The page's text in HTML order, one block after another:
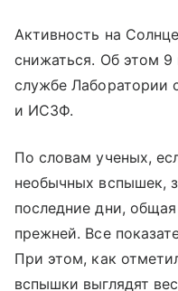
Активность на
снижаться. Об этом
службе Лаборатории
и ИСЗФ.
По словам ученых,
необычных вспышек,
последние дни,
прежней. Все
При этом, как
вспышки выглядят